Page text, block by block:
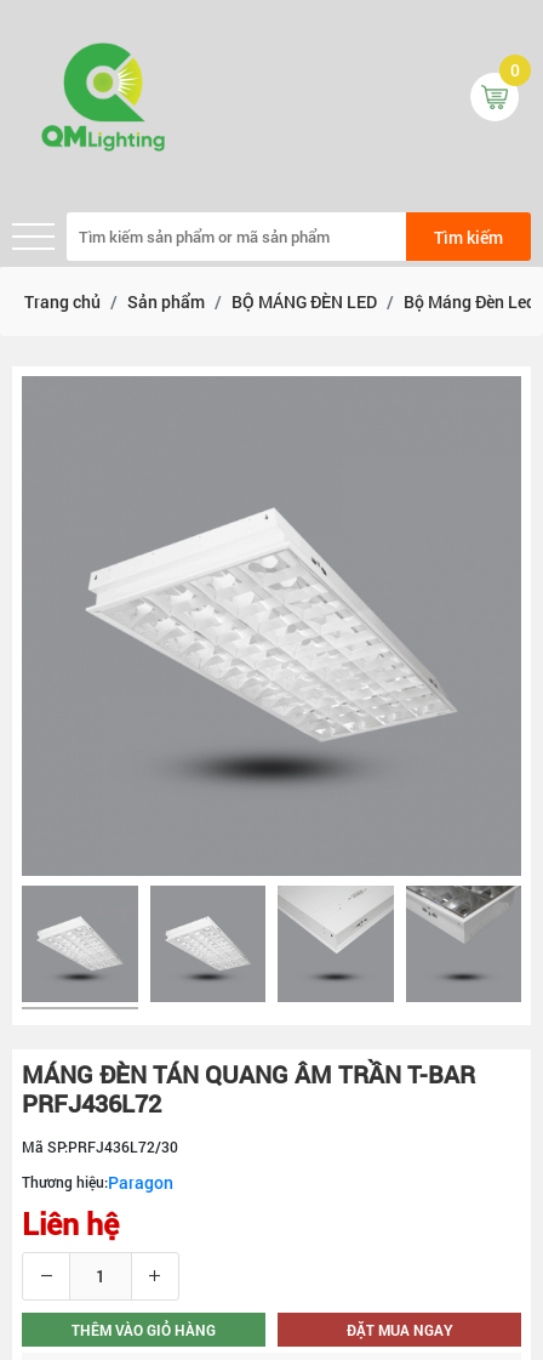
Tìm kiếm
0
Trang chủ Sản phẩm BỘ MÁNG ĐÈN LED Bộ Máng Đèn Led
MÁNG ĐÈN TÁN QUANG ÂM TRẦN T-BAR
PRFJ436L72
Mã SP:PRFJ436L72/30
Thương hiệu:Paragon
Liên hệ
THÊM VÀO GIỎ HÀNG ĐẶT MUA NGAY